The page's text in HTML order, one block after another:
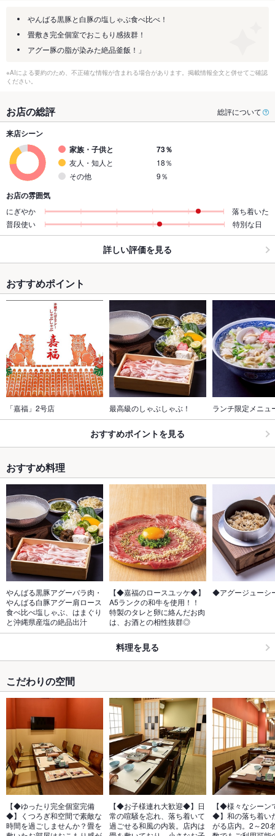
やんばる黒豚と白豚の塩しゃぶ食べ比べ！
畳敷き完全個室でおこもり感抜群！
アグー豚の脂が染みた絶品釜飯！」
※AIによる要約のため、不正確な情報が含まれる場合があります。掲載情報全文と併せてご確認
ください。
お店の総評 総評について
来店シーン
家族・子供と
73％
友人・知人と
18％
その他
9％
お店の雰囲気
にぎやか
落ち着いた
普段使い
特別な日
詳しい評価を見る
おすすめポイント
「嘉福」2号店 最高級のしゃぶしゃぶ！ ランチ限定メニュ
おすすめポイントを見る
おすすめ料理
やんばる黒豚アグーバラ肉・
やんばる白豚アグー肩ロース
食べ比べ塩しゃぶ、はまぐり
と沖縄県産塩の絶品出汁
【◆嘉福のロースユッケ◆】
A5ランクの和牛を使用！！
特製のタレと卵に絡んだお肉
は、お酒との相性抜群◎
◆アグージューシ
料理を見る
こだわりの空間
【◆ゆったり完全個室完備
◆】くつろぎ和空間で素敵な
時間を過ごしませんか？畳を
【◆お子様連れ大歓迎◆】日
常の喧騒を忘れ、落ち着いて
過ごせる和風の内装。店内は
【◆様々なシーン
◆】和の落ち着い
がる店内。2～20